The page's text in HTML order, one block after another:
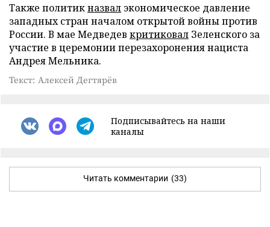
Также политикназвал экономическое давление
западных стран началом открытой войны против
России. В мае Медведев критиковал Зеленского за
участие в церемонии перезахоронения нациста
Андрея Мельника.
Текст: Алексей Дегтярёв
Подписывайтесь на наши
каналы
Читать комментарии (33)